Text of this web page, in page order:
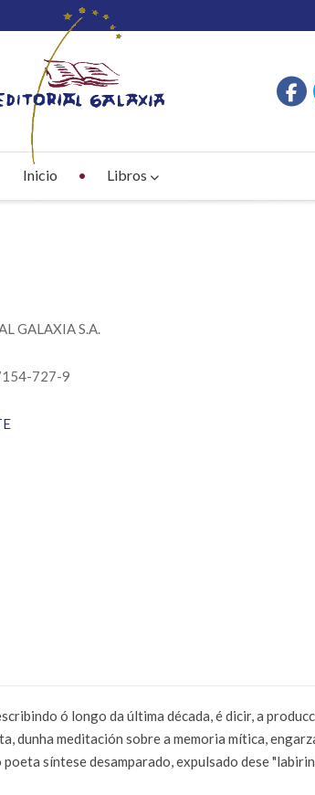
Inicio Libros
GALAXIA S.A.
727-9
ó longo da última década, é dicir, a
dunha meditación sobre a memoria mítica,
síntese desamparado, expulsado dese